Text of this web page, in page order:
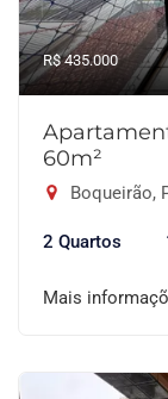
R$ 435.000
60m²
Boqueirão,
2 Quartos
Mais